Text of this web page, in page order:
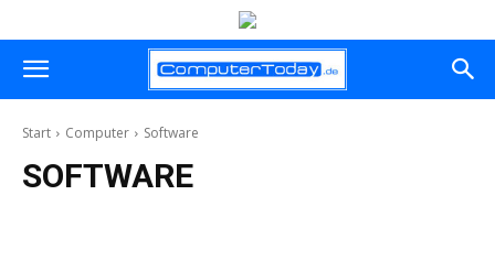
Start Computer Software
SOFTWARE